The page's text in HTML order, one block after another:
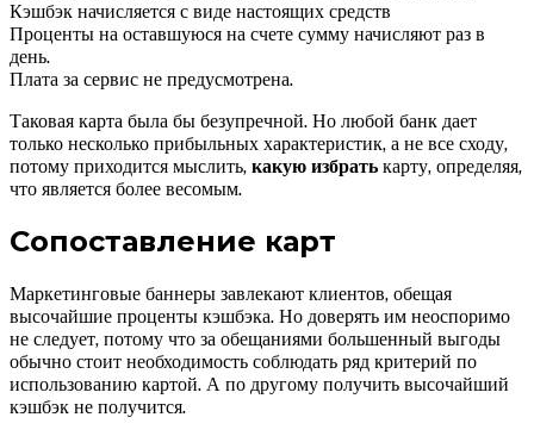
Кэшбэк начисляется с виде настоящих средств
Проценты на оставшуюся на счете сумму начисляют раз в
день.
Плата за сервис не предусмотрена.
Таковая карта была бы безупречной. Но любой банк дает
только несколько прибыльных характеристик, а не все сходу,
потому приходится мыслить, какую избрать карту, определяя,
что является более весомым.
Сопоставление карт
Маркетинговые баннеры завлекают клиентов, обещая
высочайшие проценты кэшбэка. Но доверять им неоспоримо
не следует, потому что за обещаниями большенный выгоды
обычно стоит необходимость соблюдать ряд критерий по
использованию картой. А по другому получить высочайший
кэшбэк не получится.